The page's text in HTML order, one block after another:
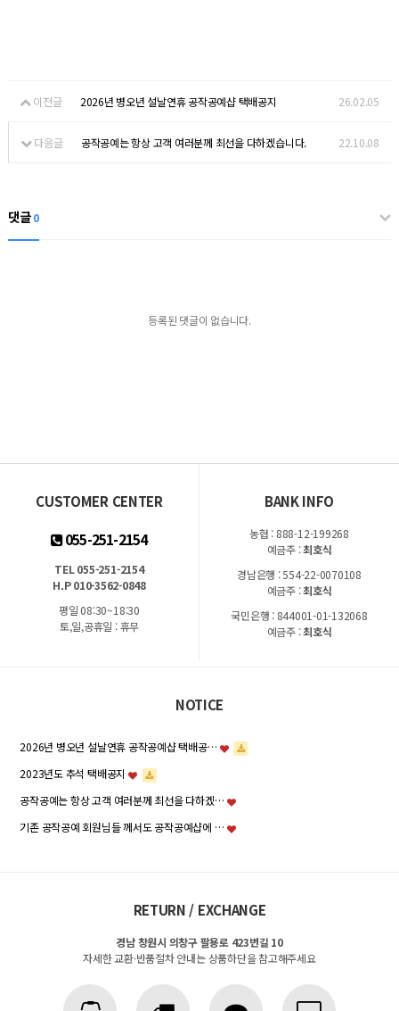
이전글 2026년 병오년 설날연휴 공작공예샵 택배공지 26.02.05
다음글 공작공예는 항상 고객 여러분께 최선을 다하겠습니다. 22.10.08
댓글0
등록된 댓글이 없습니다.
CUSTOMER CENTER
055-251-2154
TEL 055-251-2154
H.P 010-3562-0848
평일 08:30~18:30
토,일,공휴일 : 휴무
BANK INFO
농협 : 888-12-199268
예금주 :최호식
경남은행 : 554-22-0070108
예금주 :최호식
국민은행 : 844001-01-132068
예금주 :최호식
NOTICE
2026년 병오년 설날연휴 공작공예샵 택배공…
2023년도 추석 택배공지
공작공예는 항상 고객 여러분께 최선을 다하겠…
기존 공작공예 회원님들 께서도 공작공예샵에 …
RETURN / EXCHANGE
경남 창원시 의창구 팔용로 423번길 10
자세한 교환·반품절차 안내는 상품하단을 참고해주세요